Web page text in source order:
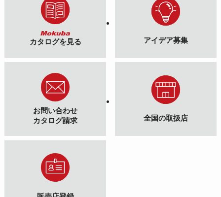
カタログを見る アイデア募集
お問い合わせ
カタログ請求
全国の取扱店